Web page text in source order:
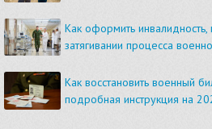
Как оформить
затягивании процесса
Как восстановить военный
подробная инструкция на